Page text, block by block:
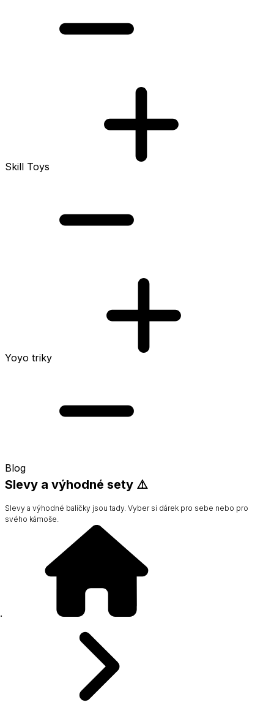
Skill Toys
Yoyo triky
Blog
Slevy a výhodné sety ⚠️
Slevy a výhodné balíčky jsou tady. Vyber si dárek pro sebe nebo pro
svého kámoše.